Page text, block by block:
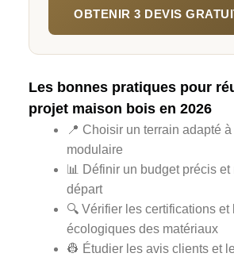
OBTENIR 3 DEVIS
Les bonnes pratiques pour
projet maison bois en 2026
📍 Choisir un terrain adapté
modulaire
📊 Définir un budget précis
départ
🔍 Vérifier les certifications et
écologiques des matériaux
👷 Étudier les avis clients et